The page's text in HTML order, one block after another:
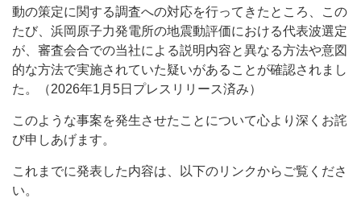
動の策定に関する調査への対応を行ってきたところ、この
たび、浜岡原子力発電所の地震動評価における代表波選定
が、審査会合での当社による説明内容と異なる方法や意図
的な方法で実施されていた疑いがあることが確認されまし
た。（2026年1月5日プレスリリース済み）
このような事案を発生させたことについて心より深くお詫
び申しあげます。
これまでに発表した内容は、以下のリンクからご覧くださ
い。